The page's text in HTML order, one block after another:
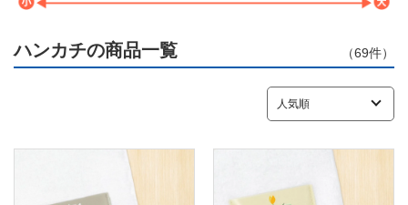
ハンカチの商品一覧 （69件）